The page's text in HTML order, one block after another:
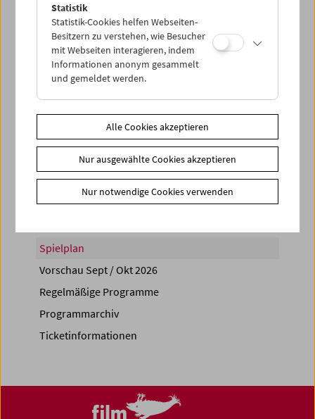
PROGRAMM ÜBERBLICK
Spielplan
Vorschau Sept / Okt 2026
Regelmäßige Programme
Programmarchiv
Ticketinformationen
Statistik
Statistik-Cookies helfen Webseiten-
Besitzern zu verstehen, wie Besucher
mit Webseiten interagieren, indem
Informationen anonym gesammelt
und gemeldet werden.
Alle Cookies akzeptieren
Nur ausgewählte Cookies akzeptieren
Nur notwendige Cookies verwenden